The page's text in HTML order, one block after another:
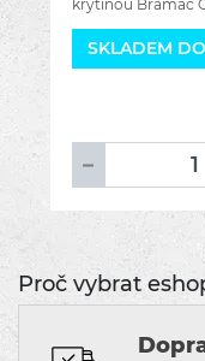
Proč vybrat
krytinou Bramac
úkolem je zabránit
SKLADEM